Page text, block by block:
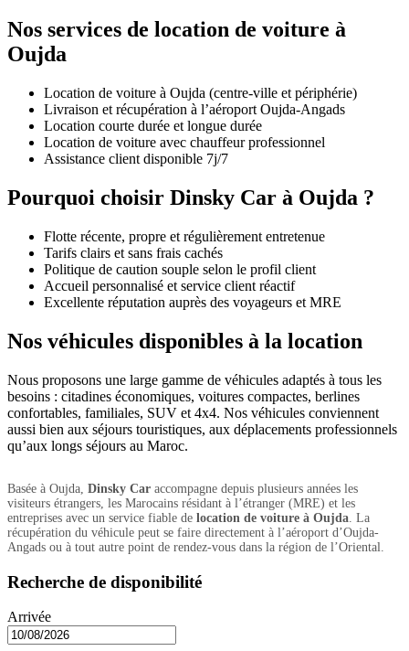
Nos services de location de voiture à
Oujda
Location de voiture à Oujda (centre-ville et périphérie)
Livraison et récupération à l’aéroport Oujda-Angads
Location courte durée et longue durée
Location de voiture avec chauffeur professionnel
Assistance client disponible 7j/7
Pourquoi choisir Dinsky Car à Oujda ?
Flotte récente, propre et régulièrement entretenue
Tarifs clairs et sans frais cachés
Politique de caution souple selon le profil client
Accueil personnalisé et service client réactif
Excellente réputation auprès des voyageurs et MRE
Nos véhicules disponibles à la location
Nous proposons une large gamme de véhicules adaptés à tous les
besoins : citadines économiques, voitures compactes, berlines
confortables, familiales, SUV et 4x4. Nos véhicules conviennent
aussi bien aux séjours touristiques, aux déplacements professionnels
qu’aux longs séjours au Maroc.
Basée à Oujda, Dinsky Car accompagne depuis plusieurs années les
visiteurs étrangers, les Marocains résidant à l’étranger (MRE) et les
entreprises avec un service fiable de location de voiture à Oujda . La
récupération du véhicule peut se faire directement à l’aéroport d’Oujda-
Angads ou à tout autre point de rendez-vous dans la région de l’Oriental.
Recherche de disponibilité
Arrivée